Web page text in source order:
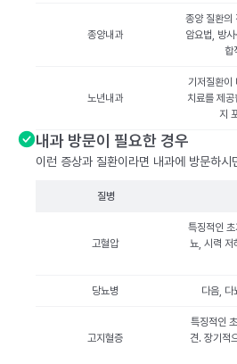
종양내과
종양 질환의
암요법, 방
합
노년내과
기저질환이
치료를 제
지
내과 방문이 필요한 경우
이런 증상과 질환이라면 내과에 방문하시
질병
고혈압
특징적인
뇨, 시력 저
당뇨병 다음, 다
고지혈증
특징적인
견. 장기적